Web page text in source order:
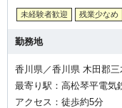
未経験者歓迎 残業少なめ
勤務地
香川県／香川県 木田郡三
最寄り駅：高松琴平電気
アクセス：徒歩約5分